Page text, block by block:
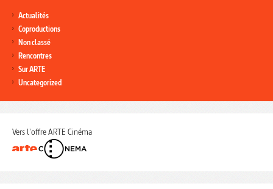
Actualités
Coproductions
Non classé
Rencontres
Sur ARTE
Uncategorized
Vers l'offre ARTE Cinéma